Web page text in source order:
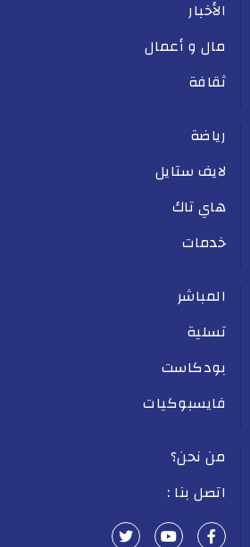
الأخبار
مال و أعمال
ثقافة
رياضة
لايف ستايل
هاي تاك
خدمات
المباشر
تسلية
بودكاست
فايسبوكيات
من نحن؟
اتصل بنا :